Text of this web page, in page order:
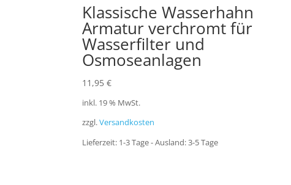
Klassische Wasserhahn
Armatur verchromt für
Wasserfilter und
Osmoseanlagen
11,95€
inkl. 19 % MwSt.
zzgl.Versandkosten
Lieferzeit: 1-3 Tage - Ausland: 3-5 Tage